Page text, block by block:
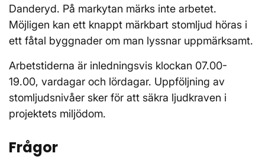
Danderyd. På markytan märks inte arbetet.
Möjligen kan ett knappt märkbart stomljud höras i
ett fåtal byggnader om man lyssnar uppmärksamt.
Arbetstiderna är inledningsvis klockan 07.00-
19.00, vardagar och lördagar. Uppföljning av
stomljudsnivåer sker för att säkra ljudkraven i
projektets miljödom.
Frågor